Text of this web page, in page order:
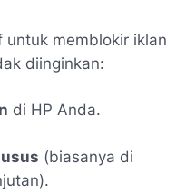
untuk memblokir iklan
diinginkan:
di HP Anda.
(biasanya di
).